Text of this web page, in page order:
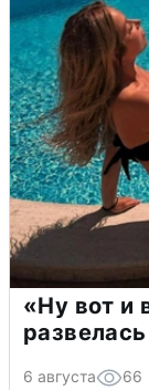
«Ну вот и
6 августа 66